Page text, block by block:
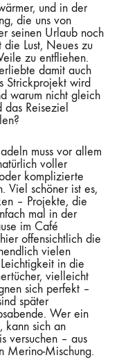
URLAUB
MIT
WOLLE
IM
GEPÄCK
und in der
die uns von
seinen Urlaub noch
Lust, Neues zu
zu entfliehen.
damit auch
Strickprojekt wird
warum nicht gleich
das Reiseziel
muss vor allem
voller
komplizierte
Viel schöner ist es,
– Projekte, die
mal in der
im Café
offensichtlich die
vielen
in die
vielleicht
sich perfekt –
später
Wer ein
kann sich an
versuchen – aus
Merino-Mischung.